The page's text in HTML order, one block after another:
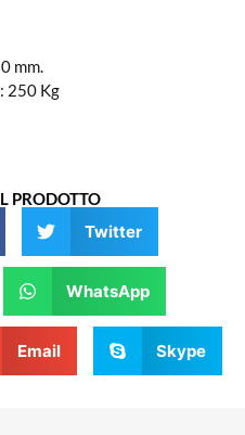
mm.
250 Kg
PRODOTTO
Twitter
WhatsApp
Email Skype